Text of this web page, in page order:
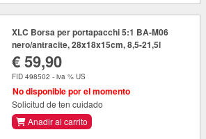
XLC Borsa per portapacchi 5:1 BA-M06
nero/antracite, 28x18x15cm, 8,5-21,5l
€ 59,90
FID 498502 - iva % US
No disponible por el momento
Solicitud de ten cuidado
Anadir al carrito